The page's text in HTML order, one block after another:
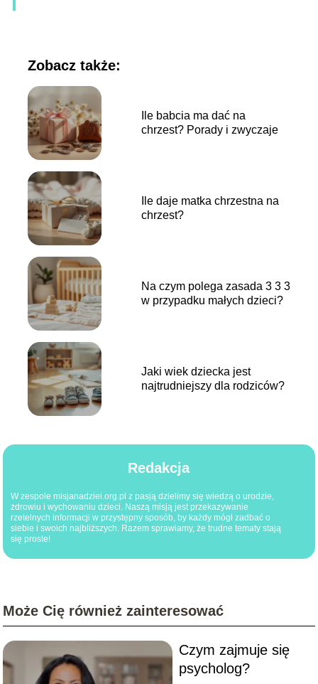
Zobacz także:
Ile babcia ma dać na
chrzest? Porady i zwyczaje
Ile daje matka chrzestna na
chrzest?
Na czym polega zasada 3 3 3
w przypadku małych dzieci?
Jaki wiek dziecka jest
najtrudniejszy dla rodziców?
Redakcja
W zespole misjanadziei.org.pl z pasją dzielimy się wiedzą o urodzie,
zdrowiu i wychowaniu dzieci. Naszą misją jest przekazywanie
rzetelnych informacji w przystępny sposób, by każdy mógł zadbać o
siebie i swoich najbliższych. Razem sprawiamy, że trudne tematy stają
się proste!
Może Cię również zainteresować
Czym zajmuje się
psycholog?